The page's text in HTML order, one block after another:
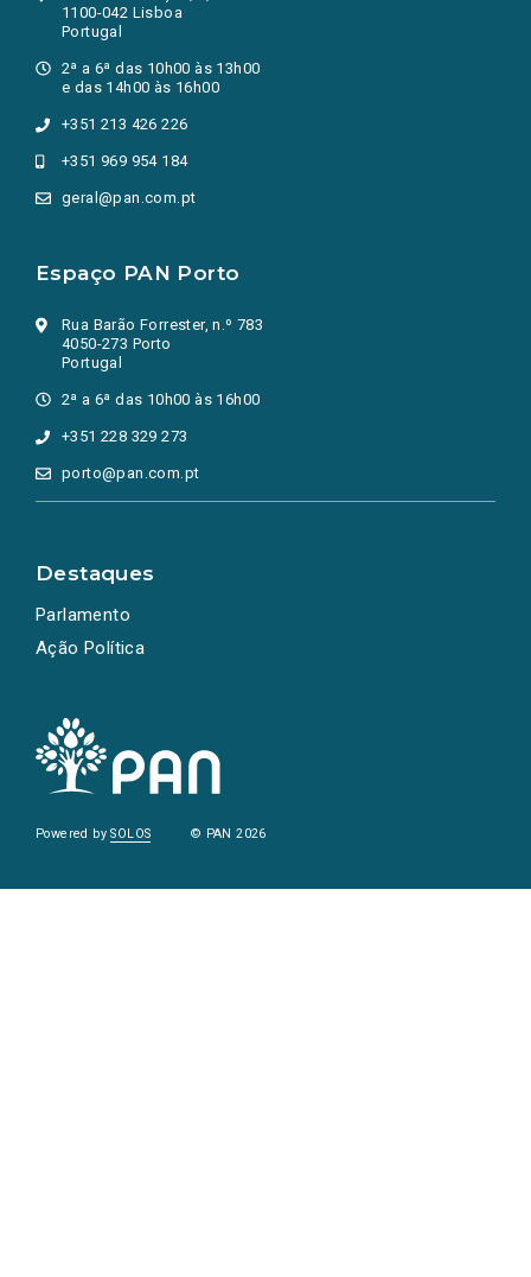
1100-042 Lisboa
Portugal
2ª a 6ª das 10h00 às 13h00
e das 14h00 às 16h00
+351 213 426 226
+351 969 954 184
geral@pan.com.pt
Espaço PAN Porto
Rua Barão Forrester, n.º 783
4050-273 Porto
Portugal
2ª a 6ª das 10h00 às 16h00
+351 228 329 273
porto@pan.com.pt
Destaques
Parlamento
Ação Política
Powered bySOLOS © PAN 2026